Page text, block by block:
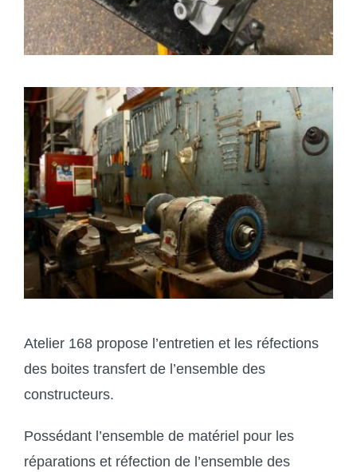
Atelier 168 propose l’entretien et les réfections
des boites transfert de l’ensemble des
constructeurs.
Possédant l’ensemble de matériel pour les
réparations et réfection de l’ensemble des